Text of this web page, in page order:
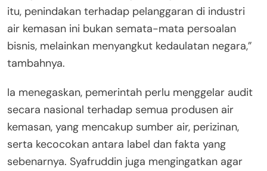
itu, penindakan terhadap pelanggaran di industri
air kemasan ini bukan semata-mata persoalan
bisnis, melainkan menyangkut kedaulatan negara,”
tambahnya.
Ia menegaskan, pemerintah perlu menggelar audit
secara nasional terhadap semua produsen air
kemasan, yang mencakup sumber air, perizinan,
serta kecocokan antara label dan fakta yang
sebenarnya. Syafruddin juga mengingatkan agar